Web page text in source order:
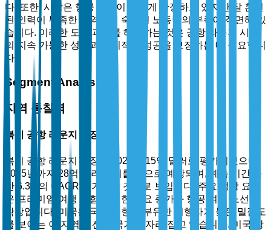
다. 또한, 시장은 항공 산업이 빠르게 확장하고 있지만 잘 훈련
된 인력이 부족한 지역에서 숙련된 노동력의 부족에 직면해 있
습니다. 이러한 도전 과제를 해결하는 것은 공항 라운지 시장
의 지속 가능한 성장과 장기적인 성공을 보장하는 데 중요합니
다.
Segment Analysis
지역 통찰력
북미 공항 라운지 시장
북미 공항 라운지 시장은 2025년 15억 달러로 평가되었으며,
2035년까지 28억 달러에 이를 것으로 예상되며, 예측 기간 동
안 6.3%의 CAGR을 기록할 것으로 보입니다. 주요 성장 요인
은 프리미엄 여행 경험에 대한 수요 증가와 항공 여행 노선의
확장입니다. 미국은 국제 공항과 부유한 여행자가 높은 밀집도
를 보이는 이 지역의 선도 국가로 자리 잡고 있습니다. 미국 상